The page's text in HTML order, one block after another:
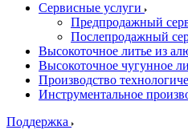
Сервисные услуги
Предпродажный
Послепродажный
Высокоточное литье из
Высокоточное чугунное
Производство
Инструментальное
Поддержка